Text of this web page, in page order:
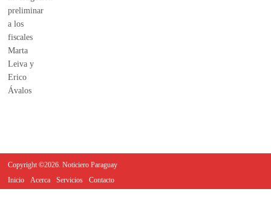
Copyright ©2026. Noticiero Paraguay
Inicio
Acerca Servicios Contacto